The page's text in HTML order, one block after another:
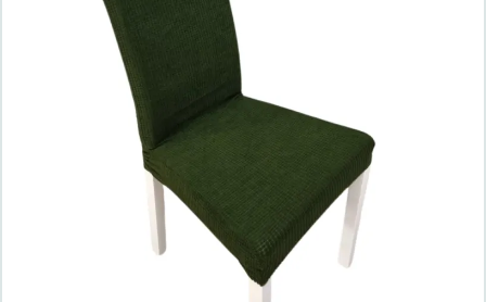
Lenjerii de pat Bumbac 100%
Lenjerii de pat Cocolino
Lenjerii de pat Finet + 2 Draperii
Lenjerii de pat Saten 4 piese cu